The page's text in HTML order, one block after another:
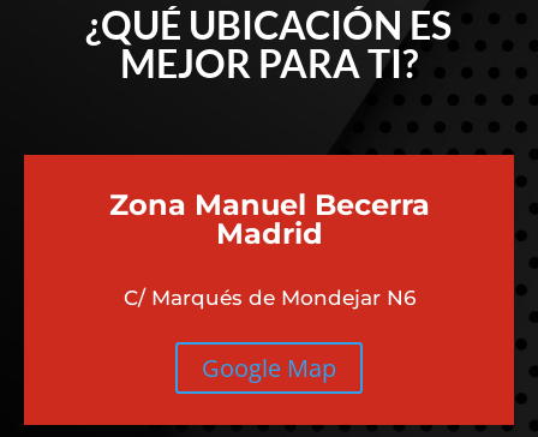
¿QUÉ UBICACIÓN ES
MEJOR PARA TI?
Zona Manuel Becerra
Madrid
C/ Marqués de Mondejar N6
Google Map